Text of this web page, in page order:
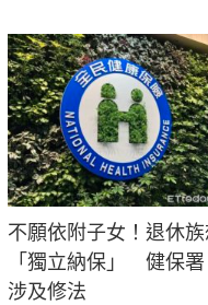
不願依附子女！退休
「獨立納保」 健保署
涉及修法